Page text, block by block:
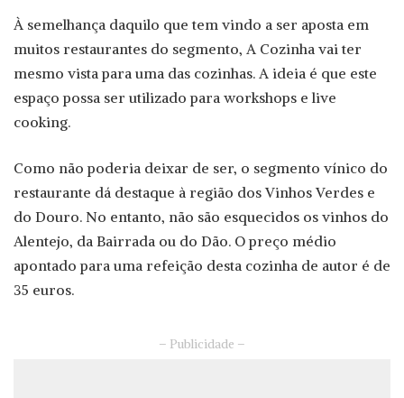
À semelhança daquilo que tem vindo a ser aposta em
muitos restaurantes do segmento, A Cozinha vai ter
mesmo vista para uma das cozinhas. A ideia é que este
espaço possa ser utilizado para workshops e live
cooking.
Como não poderia deixar de ser, o segmento vínico do
restaurante dá destaque à região dos Vinhos Verdes e
do Douro. No entanto, não são esquecidos os vinhos do
Alentejo, da Bairrada ou do Dão. O preço médio
apontado para uma refeição desta cozinha de autor é de
35 euros.
– Publicidade –